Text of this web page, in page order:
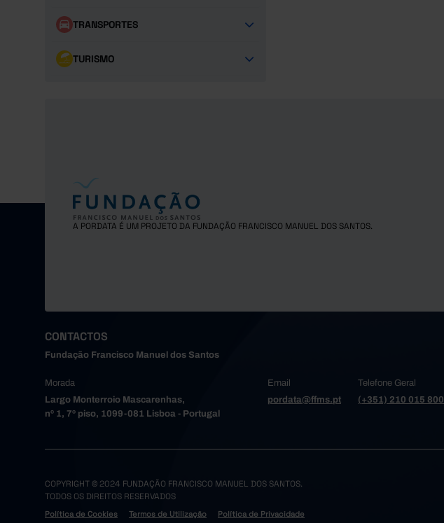
TRANSPORTES
TURISMO
A PORDATA É UM PROJETO DA FUNDAÇÃO FRANCISCO MANUEL DOS SANTOS.
CONTACTOS
Fundação Francisco Manuel dos Santos
Morada
Largo Monterroio Mascarenhas,
nº 1, 7º piso, 1099-081 Lisboa - Portugal
Email
pordata@ffms.pt
Telefone Geral
(+351) 210 015 800
COPYRIGHT © 2024 FUNDAÇÃO FRANCISCO MANUEL DOS SANTOS.
TODOS OS DIREITOS RESERVADOS
Política de Cookies Termos de Utilização Política de Privacidade